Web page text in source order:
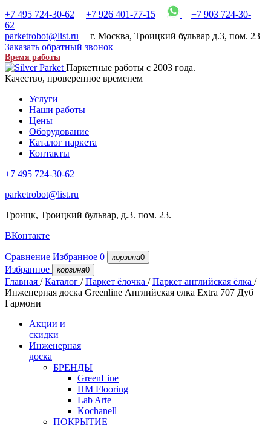
+7 495 724-30-62 +7 926 401-77-15
+7 903 724-30-
62
parketrobot@list.ru
г. Москва, Троицкий бульвар д.3, пом. 23
Заказать обратный звонок
Время работы
Паркетные работы с 2003 года.
Качество, проверенное временем
Услуги
Наши работы
Цены
Оборудование
Каталог паркета
Контакты
+7 495 724-30-62
parketrobot@list.ru
Троицк, Троицкий бульвар, д.3. пом. 23.
ВКонтакте
Сравнение Избранное 0 корзина0
Избранное корзина0
Главная /Каталог /Паркет ёлочка /Паркет английская ёлка /
Инженерная доска Greenline Английская елка Extra 707 Дуб
Гармони
Акции и
скидки
Инженерная
доска
БРЕНДЫ
GreenLine
HM Flooring
Lab Arte
Kochanell
ПОКРЫТИЕ